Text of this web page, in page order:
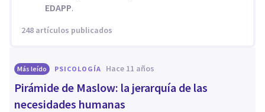
EDAPP.
248 artículos publicados
Más leído PSICOLOGÍA hace 11 años
Pirámide de Maslow: la jerarquía de las
necesidades humanas